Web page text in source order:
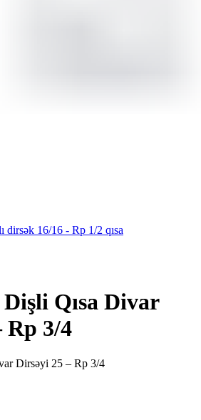
dirsək 16/16 - Rp 1/2 qısa
Qısa Divar
Rp 3/4
Dirsəyi 25 – Rp 3/4